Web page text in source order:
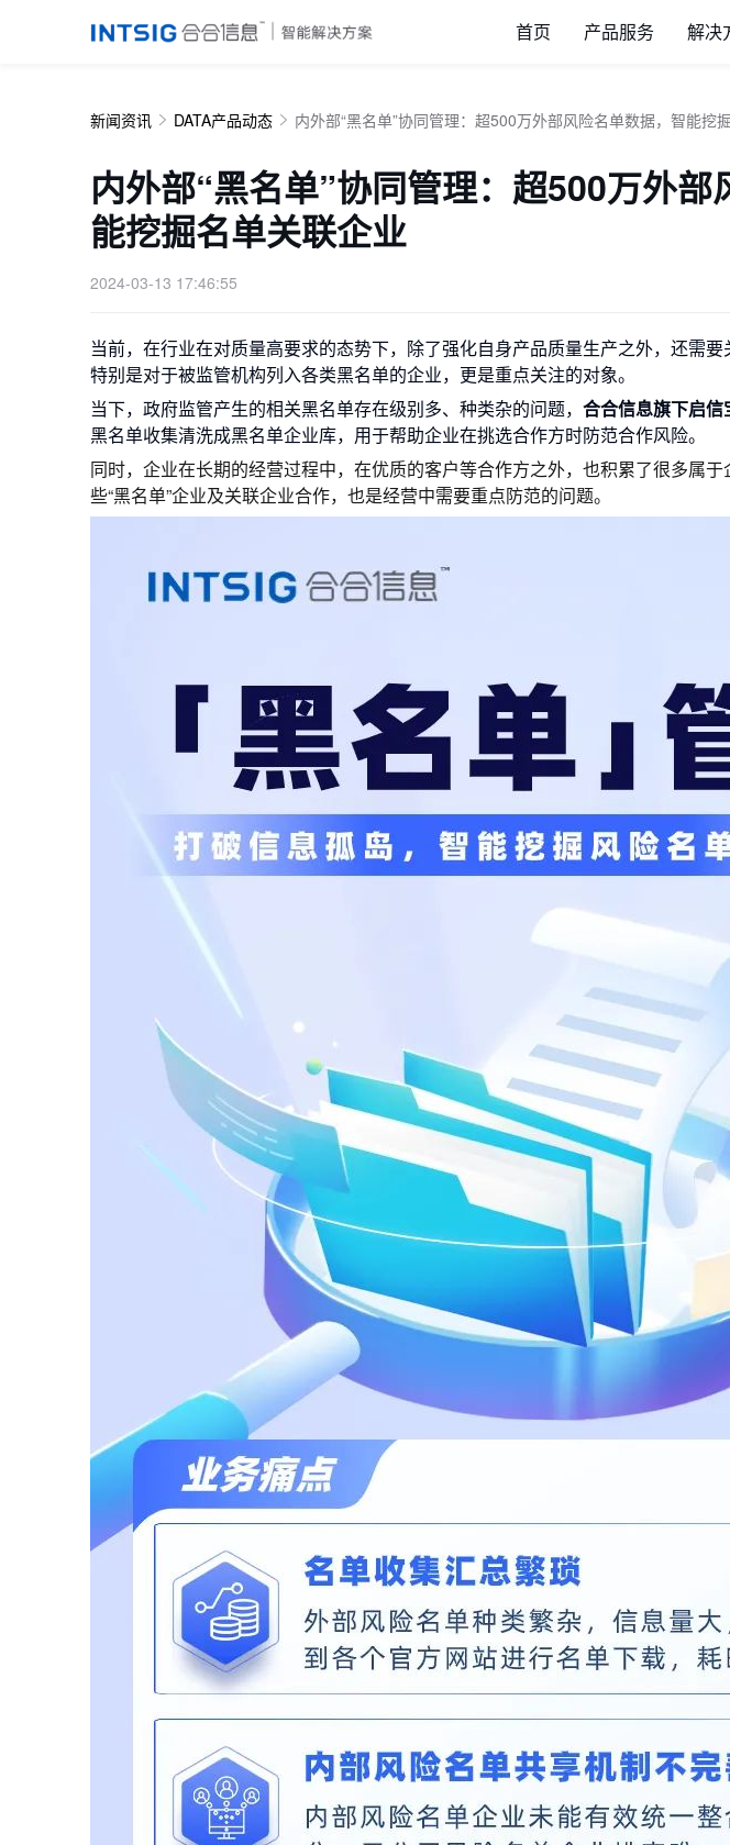
首页 产品服务 解决
新闻资讯 DATA产品动态 内外部“黑名单”协同管理：超500万外部风险名单数据，智能挖
内外部“黑名单”协同管理：超500万外部
能挖掘名单关联企业
2024-03-13 17:46:55
当前，在行业在对质量高要求的态势下，除了强化自身产品质量生产之外，还需要
特别是对于被监管机构列入各类黑名单的企业，更是重点关注的对象。
当下，政府监管产生的相关黑名单存在级别多、种类杂的问题， 合合信息旗下启信
黑名单收集清洗成黑名单企业库，用于帮助企业在挑选合作方时防范合作风险。
同时，企业在长期的经营过程中，在优质的客户等合作方之外，也积累了很多属于
些“黑名单”企业及关联企业合作，也是经营中需要重点防范的问题。